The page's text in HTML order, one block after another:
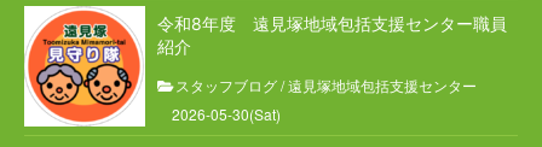
令和8年度 遠見塚地域包括支援センター職員
紹介
スタッフブログ/遠見塚地域包括支援センター
2026-05-30(Sat)
特別養護老人ホーム チアフル遠見塚
遠見塚デイサービスセンター